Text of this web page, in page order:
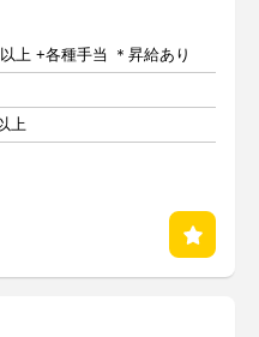
上 +各種手当 ＊昇給あり
上